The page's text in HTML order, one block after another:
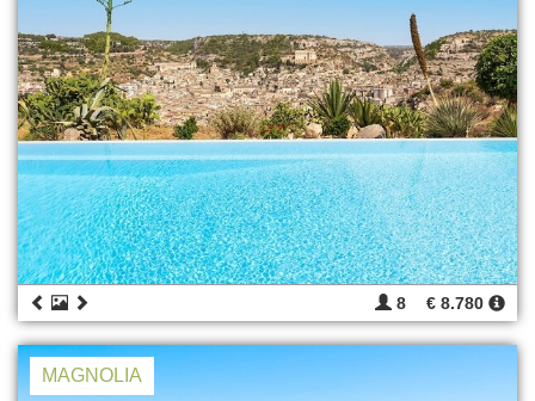
8 € 8.780
MAGNOLIA